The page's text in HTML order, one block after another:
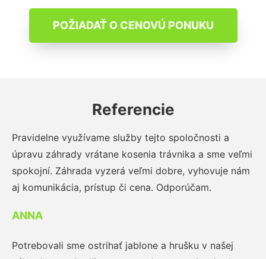
POŽIADAŤ O CENOVÚ PONUKU
Referencie
Pravidelne využívame služby tejto spoločnosti a
úpravu záhrady vrátane kosenia trávnika a sme veľmi
spokojní. Záhrada vyzerá veľmi dobre, vyhovuje nám
aj komunikácia, prístup či cena. Odporúčam.
ANNA
Potrebovali sme ostrihať jablone a hrušku v našej